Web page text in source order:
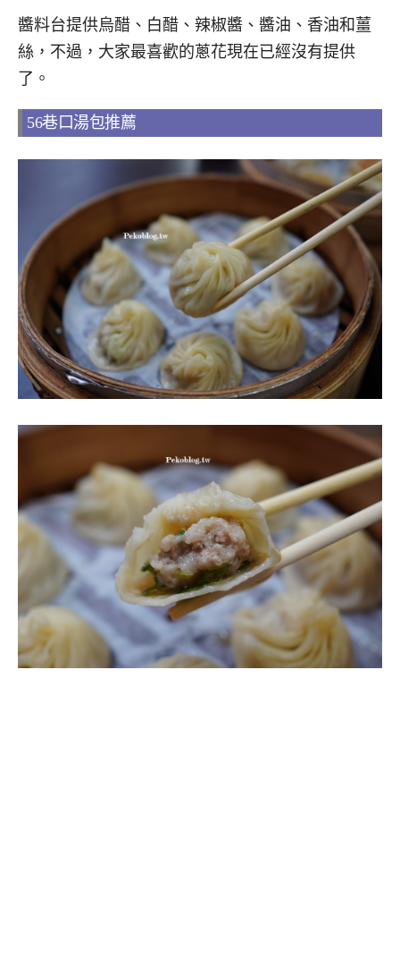
醬料台提供烏醋、白醋、辣椒醬、醬油、香油和薑
絲，不過，大家最喜歡的蔥花現在已經沒有提供
了。
56巷口湯包推薦